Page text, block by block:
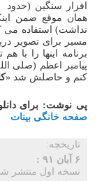
همان موقع ضمن
نداشت) استفاده می
مسیر برای تصویر
برنامه اینها را با
پیامبر اعظم (صلی
کنم و حاصلش شد «
پی نوشت: برای
صفحه خانگی بینات
تاریخچه:
۶ آبان ۹۱ :
نسخه اول منتشر